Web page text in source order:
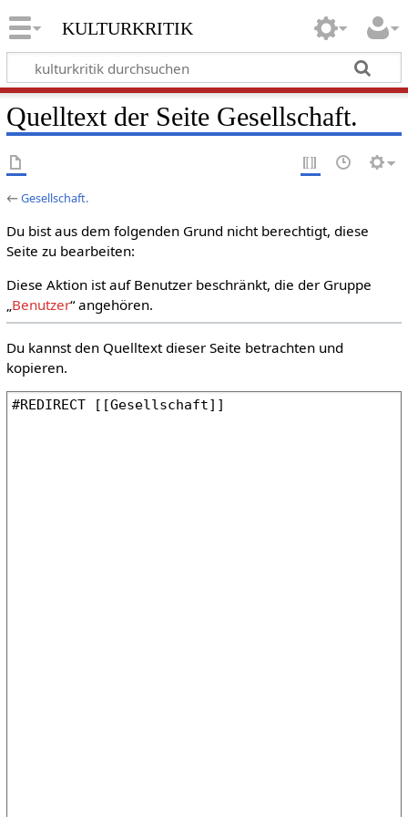
kulturkritik
Quelltext der Seite Gesellschaft.
←Gesellschaft.
Du bist aus dem folgenden Grund nicht berechtigt, diese
Seite zu bearbeiten:
Diese Aktion ist auf Benutzer beschränkt, die der Gruppe
„Benutzer“ angehören.
Du kannst den Quelltext dieser Seite betrachten und
kopieren.